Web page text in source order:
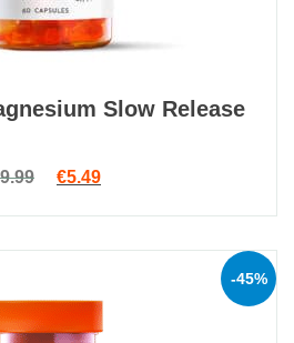
Slow Release
9.99 Original price was: €9.99.
€5.49Current price is: €5.49.
-45%